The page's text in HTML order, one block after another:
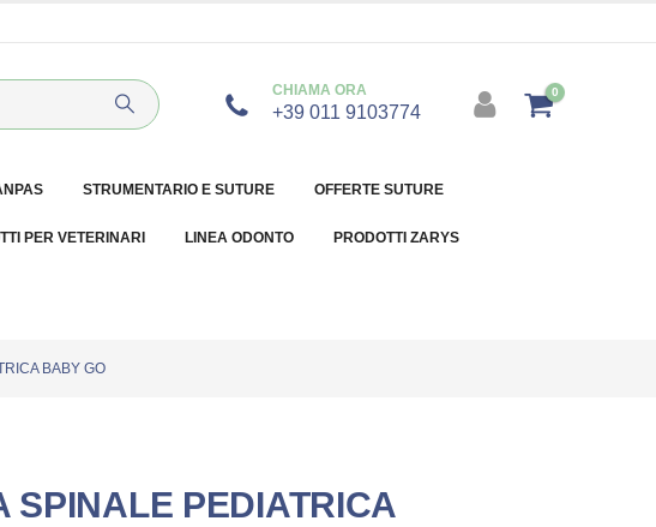
CHIAMA ORA
+39 011 9103774
0
STRUMENTARIO E SUTURE OFFERTE SUTURE
PER VETERINARI LINEA ODONTO PRODOTTI ZARYS
BABY GO
SPINALE PEDIATRICA